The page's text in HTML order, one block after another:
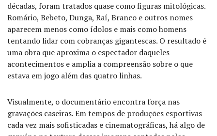
décadas, foram tratados quase como figuras mitológicas.
Romário, Bebeto, Dunga, Raí, Branco e outros nomes
aparecem menos como ídolos e mais como homens
tentando lidar com cobranças gigantescas. O resultado é
uma obra que aproxima o espectador daqueles
acontecimentos e amplia a compreensão sobre o que
estava em jogo além das quatro linhas.
Visualmente, o documentário encontra força nas
gravações caseiras. Em tempos de produções esportivas
cada vez mais sofisticadas e cinematográficas, há algo de